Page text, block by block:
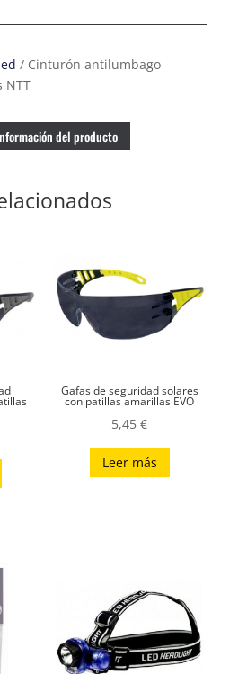
/ Cinturón antilumbago
NTT
del producto
Gafas de seguridad solares
con patillas amarillas EVO
5,45€
Leer más